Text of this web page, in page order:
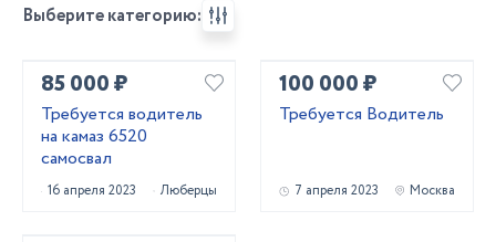
Выберите категорию:
85 000 ₽
Требуется водитель
на камаз 6520
самосвал
16 апреля 2023 Люберцы
100 000 ₽
Требуется Водитель
7 апреля 2023 Москва